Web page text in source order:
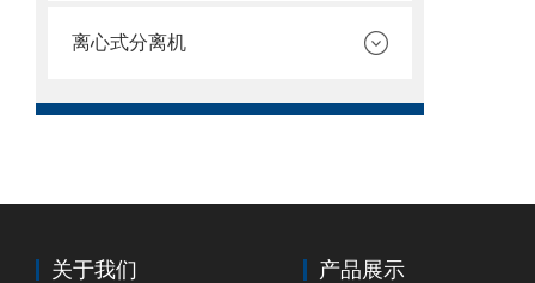
离心式分离机
关于我们 产品展示